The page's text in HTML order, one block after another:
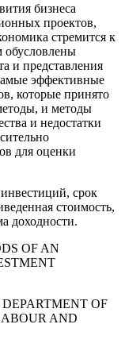
бизнеса
проектов,
стремится к
и представления
эффективные
которые принято
и методы
и недостатки
для оценки
срок
стоимость,
доходности.
OF AN
DEPARTMENT OF
AND